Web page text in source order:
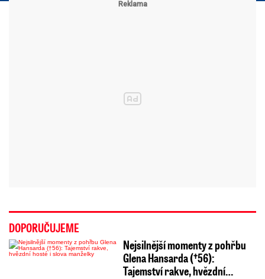
DOPORUČUJEME
Nejsilnější momenty z pohřbu
Glena Hansarda (†56):
Tajemství rakve, hvězdní…